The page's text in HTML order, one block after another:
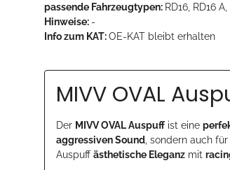
passende Fahrzeugtypen: RD16, RD16 A,
Hinweise: -
Info zum KAT:OE-KAT bleibt erhalten
MIVV OVAL
Der MIVV OVAL Auspuff ist eine
aggressiven Sound , sondern auch
Auspuffästhetische Eleganz mit